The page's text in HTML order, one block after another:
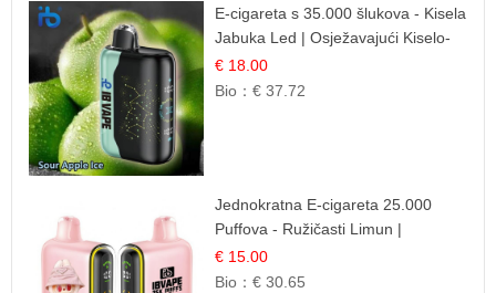
E-cigareta s 35.000 šlukova - Kisela
Jabuka Led | Osježavajući Kiselo-
Slatki Okus
€ 18.00
Bio：€ 37.72
Jednokratna E-cigareta 25.000
Puffova - Ružičasti Limun |
Osježavajuća Citrusna Aroma
€ 15.00
Bio：€ 30.65